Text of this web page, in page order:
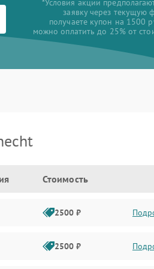
*Условия акции
заявку через текущую
получаете купон на 1500
можно оплатить до 25% от
Стоимость
2500 ₽
2500 ₽